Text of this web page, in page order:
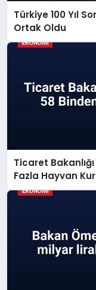
Türkiye 100 Yıl
Ortak Oldu
Ticaret
Fazla Hayvan